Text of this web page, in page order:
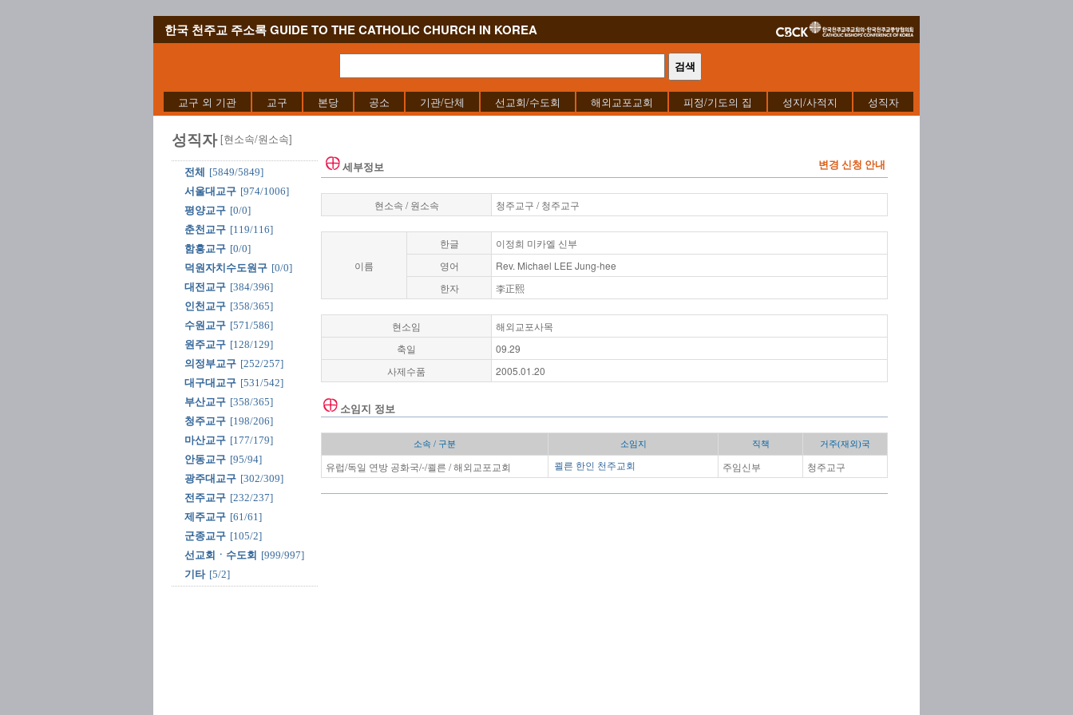
한국 천주교 주소록 GUIDE TO THE CATHOLIC CHURCH IN KOREA
교구 외 기관 교구 본당 공소 기관/단체 선교회/수도회 해외교포교회 피정/기도의 집 성지/사적지 성직자
성직자 [현소속/원소속]
전체
[5849/5849]
서울대교구 [974/1006]
평양교구 [0/0]
춘천교구 [119/116]
함흥교구 [0/0]
덕원자치수도원구 [0/0]
대전교구 [384/396]
인천교구 [358/365]
수원교구 [571/586]
원주교구 [128/129]
의정부교구 [252/257]
대구대교구 [531/542]
부산교구 [358/365]
청주교구 [198/206]
마산교구 [177/179]
안동교구 [95/94]
광주대교구 [302/309]
전주교구 [232/237]
제주교구 [61/61]
군종교구 [105/2]
선교회ㆍ수도회 [999/997]
기타 [5/2]
세부정보 변경 신청 안내
현소속 / 원소속 청주교구 / 청주교구
이름
한글
이정희 미카엘 신부
영어
Rev. Michael LEE Jung-hee
한자
李正熙
현소임
해외교포사목
축일
09.29
사제수품
2005.01.20
소임지 정보
소속 / 구분 소임지 직책 거주(재외)국
유럽/독일 연방 공화국/-/쾰른 / 해외교포교회 쾰른 한인 천주교회 주임신부 청주교구